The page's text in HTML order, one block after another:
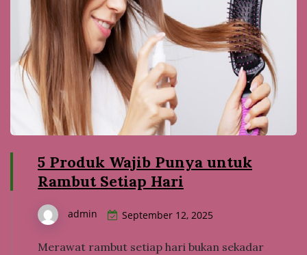
5 Produk Wajib Punya untuk
Rambut Setiap Hari
admin September 12, 2025
Merawat rambut setiap hari bukan sekadar